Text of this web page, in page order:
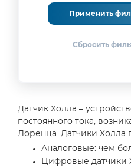
LEM
MEMSIC
Microelectronic
No name (1)
NOVOSENSE
Microelectronics
NXP / Philips(2)
Применить
Датчик Холла –
постоянного тока,
Лоренца. Датчики Холла
Аналоговые: чем
Цифровые датчики